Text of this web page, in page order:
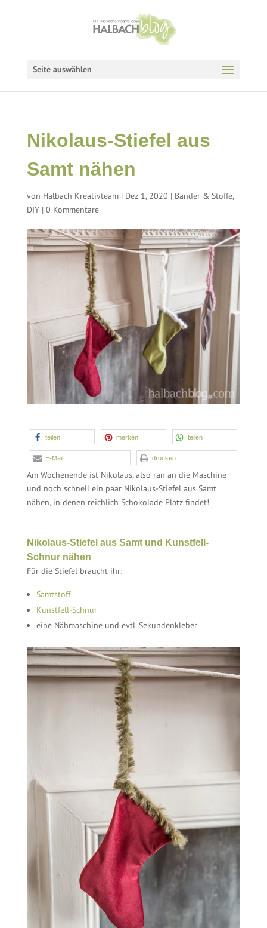
Seite auswählen
Nikolaus-Stiefel aus
Samt nähen
von Halbach Kreativteam| Dez 1, 2020 | Bänder & Stoffe,
DIY| 0 Kommentare
teilen merken teilen
E-Mail drucken
Am Wochenende ist Nikolaus, also ran an die Maschine
und noch schnell ein paar Nikolaus-Stiefel aus Samt
nähen, in denen reichlich Schokolade Platz findet!
Nikolaus-Stiefel aus Samt und Kunstfell-
Schnur nähen
Für die Stiefel braucht ihr:
Samtstoff
Kunstfell-Schnur
eine Nähmaschine und evtl. Sekundenkleber